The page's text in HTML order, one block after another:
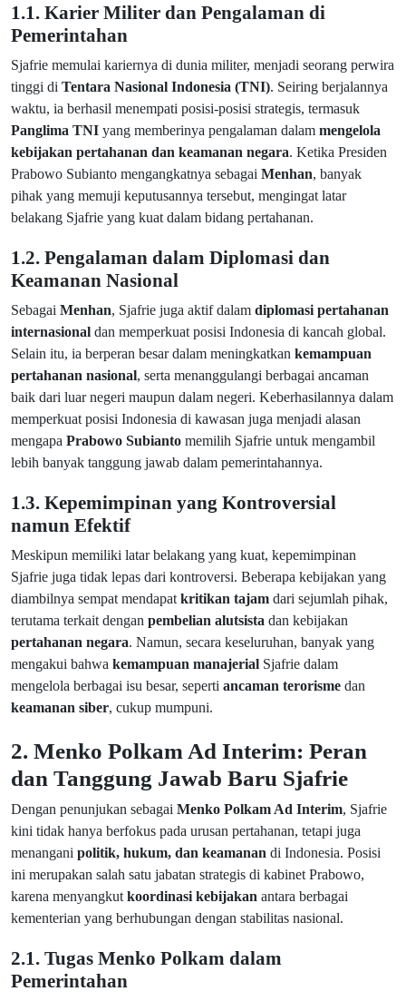
1.1. Karier Militer dan Pengalaman di
Pemerintahan
Sjafrie memulai kariernya di dunia militer, menjadi seorang perwira
tinggi di Tentara Nasional Indonesia (TNI). Seiring berjalannya
waktu, ia berhasil menempati posisi-posisi strategis, termasuk
Panglima TNI yang memberinya pengalaman dalam mengelola
kebijakan pertahanan dan keamanan negara. Ketika Presiden
Prabowo Subianto mengangkatnya sebagai Menhan, banyak
pihak yang memuji keputusannya tersebut, mengingat latar
belakang Sjafrie yang kuat dalam bidang pertahanan.
1.2. Pengalaman dalam Diplomasi dan
Keamanan Nasional
Sebagai Menhan, Sjafrie juga aktif dalam diplomasi pertahanan
internasional dan memperkuat posisi Indonesia di kancah global.
Selain itu, ia berperan besar dalam meningkatkan kemampuan
pertahanan nasional, serta menanggulangi berbagai ancaman
baik dari luar negeri maupun dalam negeri. Keberhasilannya dalam
memperkuat posisi Indonesia di kawasan juga menjadi alasan
mengapa Prabowo Subianto memilih Sjafrie untuk mengambil
lebih banyak tanggung jawab dalam pemerintahannya.
1.3. Kepemimpinan yang Kontroversial
namun Efektif
Meskipun memiliki latar belakang yang kuat, kepemimpinan
Sjafrie juga tidak lepas dari kontroversi. Beberapa kebijakan yang
diambilnya sempat mendapat kritikan tajam dari sejumlah pihak,
terutama terkait dengan pembelian alutsista dan kebijakan
pertahanan negara. Namun, secara keseluruhan, banyak yang
mengakui bahwa kemampuan manajerial Sjafrie dalam
mengelola berbagai isu besar, seperti ancaman terorisme dan
keamanan siber, cukup mumpuni.
2. Menko Polkam Ad Interim: Peran
dan Tanggung Jawab Baru Sjafrie
Dengan penunjukan sebagai Menko Polkam Ad Interim, Sjafrie
kini tidak hanya berfokus pada urusan pertahanan, tetapi juga
menangani politik, hukum, dan keamanan di Indonesia. Posisi
ini merupakan salah satu jabatan strategis di kabinet Prabowo,
karena menyangkut koordinasi kebijakan antara berbagai
kementerian yang berhubungan dengan stabilitas nasional.
2.1. Tugas Menko Polkam dalam
Pemerintahan